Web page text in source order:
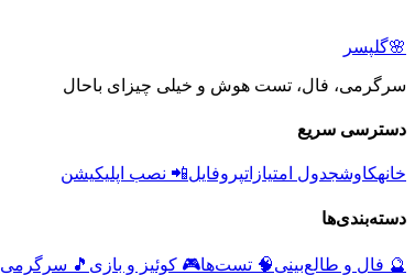
🌸گلپسر
سرگرمی، فال، تست هوش و خیلی چیزای باحال
دسترسی سریع
خانهکاوشجدول امتیازاتپروفایل📲 نصب اپلیکیشن
دسته‌بندی‌ها
🔮 فال و طالع‌بینی🧠 تست‌ها🎮 کوئیز و بازی 🎵 سرگرمی